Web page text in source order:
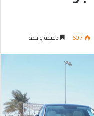
607 دقيقة واحدة